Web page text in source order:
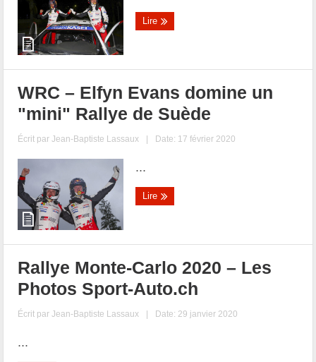
Lire
WRC – Elfyn Evans domine un
"mini" Rallye de Suède
Écrit parJean-Baptiste Lassaux | Date: 17 février 2020
...
Lire
Rallye Monte-Carlo 2020 – Les
Photos Sport-Auto.ch
Écrit parJean-Baptiste Lassaux | Date: 29 janvier 2020
...